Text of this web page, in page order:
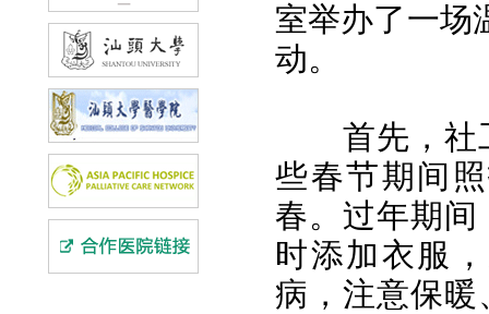
室举办了一场
动。
首先，社
些春节期间
春。过年期
时添加衣服
病，注意保